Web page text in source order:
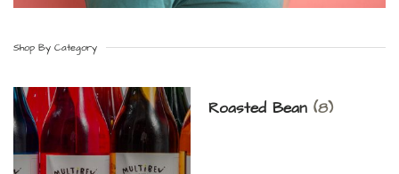
Shop By Category
Roasted Bean (8)